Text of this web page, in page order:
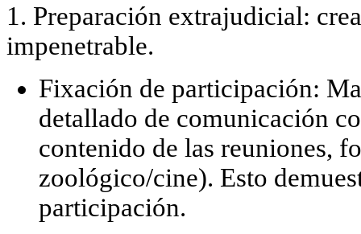
1. Preparación extrajudicial:
impenetrable.
Fixación de participación:
detallado de comunicación
contenido de las reuniones,
zoológico/cine). Esto
participación.